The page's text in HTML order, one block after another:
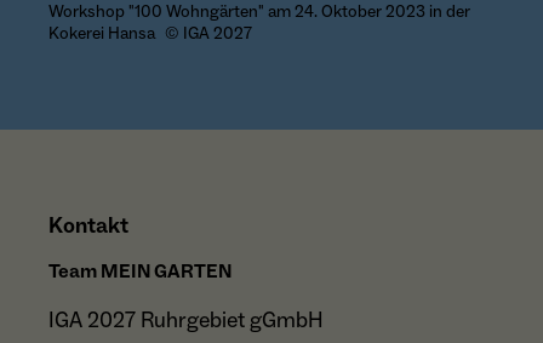
Workshop "100 Wohngärten" am 24. Oktober 2023 in der
Kokerei Hansa © IGA 2027
Kontakt
Team MEIN GARTEN
IGA 2027 Ruhrgebiet gGmbH